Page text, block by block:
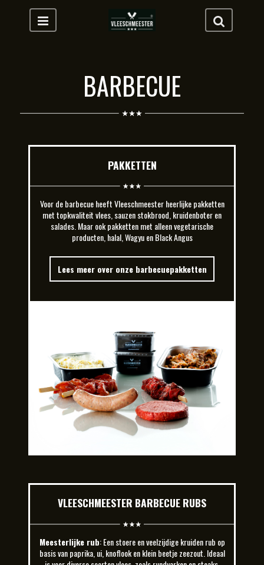
BARBECUE
PAKKETTEN
Voor de barbecue heeft Vleeschmeester heerlijke pakketten
met topkwaliteit vlees, sauzen stokbrood, kruidenboter en
salades. Maar ook pakketten met alleen vegetarische
producten, halal, Wagyu en Black Angus
Lees meer over onze barbecuepakketten
VLEESCHMEESTER BARBECUE RUBS
Meesterlijke rub: Een stoere en veelzijdige kruiden rub op
basis van paprika, ui, knoflook en klein beetje zeezout. Ideaal